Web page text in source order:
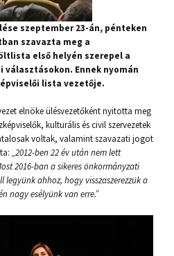
szeptember 23-án, pénteken
szavazta meg a
első helyén szerepel a
Ennek nyomán
lista vezetője.
elnöke ülésvezetőként nyitotta meg
kulturális és civil szervezetek
voltak, valamint szavazati jogot
„2012-ben 22 év után nem lett
2016-ban a sikeres önkormányzati
legyünk ahhoz, hogy visszaszerezzük a
nagy esélyünk van erre.”